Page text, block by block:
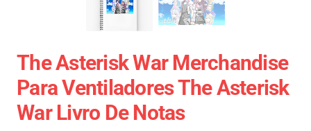
The Asterisk War Merchandise
Para Ventiladores The Asterisk
War Livro De Notas